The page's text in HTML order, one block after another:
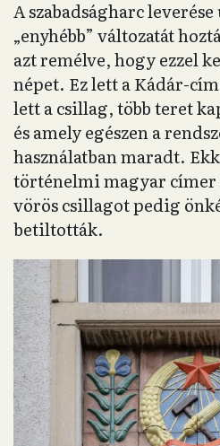
A szabadságharc
„enyhébb” változatát
azt remélve, hogy ezzel
népet. Ez lett a Kádár-
lett a csillag, több teret
és amely egészen a
használatban maradt.
történelmi magyar címer
vörös csillagot pedig
betiltották.